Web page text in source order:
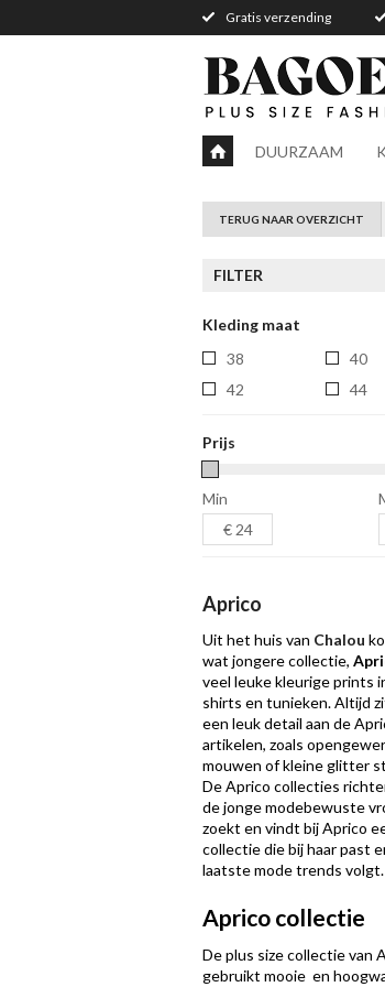
Gratis verzending
DUURZAAM
TERUG NAAR OVERZICHT
FILTER
Kleding maat
38
40
42
44
Prijs
Min
Aprico
Uit het huis van Chalou
wat jongere collectie,
veel leuke kleurige prints
shirts en tunieken. Altijd
een leuk detail aan de
artikelen, zoals
mouwen of kleine glitter
De Aprico collecties
de jonge modebewuste
zoekt en vindt bij Aprico
collectie die bij haar past
laatste mode trends volgt.
Aprico collectie
De plus size collectie van
gebruikt mooie en